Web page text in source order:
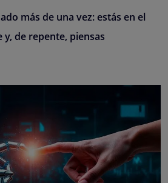
más de una vez: estás en el
de repente, piensas